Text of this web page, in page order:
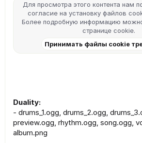
Для просмотра этого контента нам
согласие на установку файлов
Более подробную информацию
странице cookie.
Принимать файлы cookie
Duality:
- drums_1.ogg, drums_2.ogg,
preview.ogg, rhythm.ogg, song.ogg,
album.png